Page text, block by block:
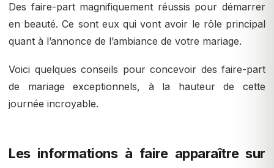
Des faire-part magnifiquement réussis pour démarrer
en beauté. Ce sont eux qui vont avoir le rôle principal
quant à l’annonce de l’ambiance de votre mariage.
Voici quelques conseils pour concevoir des faire-part
de mariage exceptionnels, à la hauteur de cette
journée incroyable.
Les informations à faire apparaître sur